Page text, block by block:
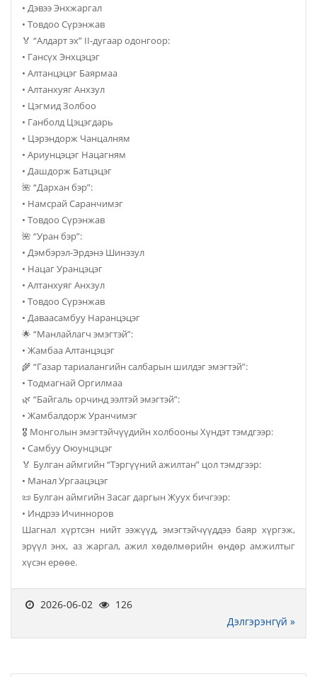
• Дэвээ Энхжаргал
• Товдоо Сүрэнжав
🏅 “Алдарт эх” II-дугаар одонгоор:
• Гансүх Энхцэцэг
• Алтанцэцэг Баярмаа
• Алтанхуяг Анхзул
• Цэгмид Золбоо
• Ганболд Цэцэгдарь
• Цэрэндорж Чанцалням
• Ариунцэцэг Нацагням
• Дашдорж Батцэцэг
🌺 “Дархан бэр”:
• Намсрай Саранчимэг
• Товдоо Сүрэнжав
🌺 “Уран бэр”:
• Дэмбэрэл-Эрдэнэ Шинэзул
• Нацаг Уранцэцэг
• Алтанхуяг Анхзул
• Товдоо Сүрэнжав
• Даваасамбуу Наранцэцэг
🌟 “Манлайлагч эмэгтэй”:
• Жамбаа Алтанцэцэг
🌾 “Газар тариалангийн салбарын шилдэг эмэгтэй”:
• Тодмагнай Оргилмаа
🌿 “Байгаль орчинд ээлтэй эмэгтэй”:
• Жамбалдорж Уранчимэг
🎖 Монголын эмэгтэйчүүдийн холбооны Хүндэт тэмдгээр:
• Самбуу Оюунцэцэг
🏅 Булган аймгийн “Тэргүүний ажилтан” цол тэмдгээр:
• Манал Ургаацэцэг
📜 Булган аймгийн Засаг даргын Жуух бичгээр:
• Индрээ Ичинноров
Шагнал хүртсэн нийт ээжүүд, эмэгтэйчүүддээ баяр хүргэж,
эрүүл энх, аз жаргал, ажил хөдөлмөрийн өндөр амжилтыг
хүсэн ерөөе.
2026-06-02
126
Дэлгэрэнгүй »